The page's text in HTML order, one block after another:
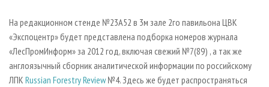
БИОЭНЕРГЕТИКА
ЦБП
ИНСТРУМЕНТ И МАТЕРИАЛЫ
RUSSIAN FORESTRY REVIEW
ГАЗЕТА ЛЕСПРОМФОРУМ
БИБЛИОТЕКА СПЕЦИАЛИСТА
На редакционном стенде №23А52 в 3м зале 2го павильона ЦВК
«Экспоцентр» будет представлена подборка номеров журнала
«ЛесПромИнформ» за 2012 год, включая свежий №7(89) , а так же
англоязычный сборник аналитической информации по российскому
ЛПК Russian Forestry Review№4. Здесь же будет распространяться